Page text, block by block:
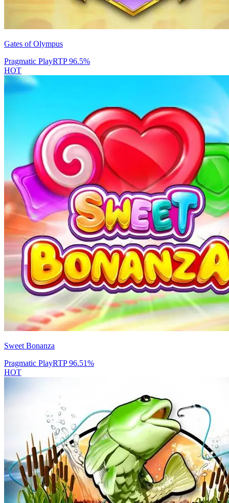
Gates of Olympus
Pragmatic PlayRTP96.5%
HOT
Sweet Bonanza
Pragmatic PlayRTP96.51%
HOT